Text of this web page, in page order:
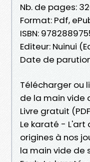
Nb. de pages:
Format: Pdf,
ISBN:
Editeur: Nuinui
Date de
Télécharger ou
de la main vide
Livre gratuit
Le karaté - L'art
origines à nos
la main vide de